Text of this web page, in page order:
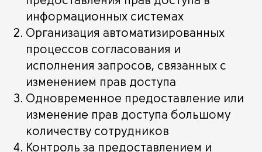
информационных системах
Организация автоматизированных
процессов согласования и
исполнения запросов, связанных с
изменением прав доступа
Одновременное предоставление или
изменение прав доступа большому
количеству сотрудников
Контроль за предоставлением и